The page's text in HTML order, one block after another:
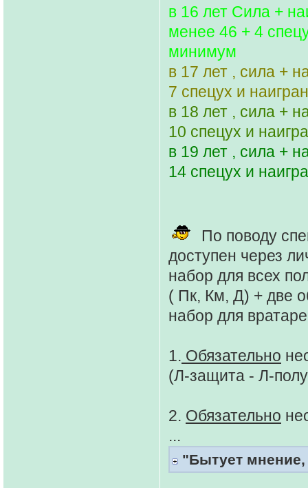
в 16 лет Сила +
менее 46 + 4
минимум
в 17 лет , сила +
7 спецух и
в 18 лет , сила +
10 спецух и
в 19 лет , сила +
14 спецух и
По поводу
доступен через
набор для всех
( Пк, Км, Д) + две
набор для
1. Обязательно
(Л-защита - Л-
2. Обязательно
...
"Бытует мнение,